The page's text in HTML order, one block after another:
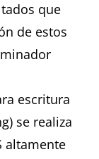
que
de estos
escritura
se realiza
altamente